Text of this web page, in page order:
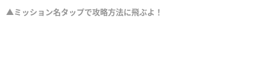
▲ミッション名タップで攻略方法に飛ぶよ！